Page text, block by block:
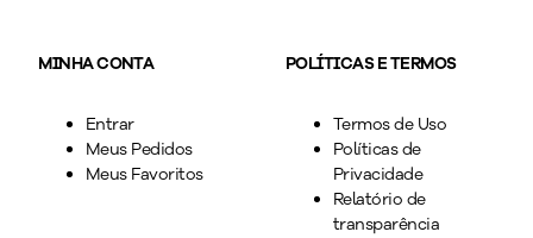
MINHA CONTA
Entrar
Meus Pedidos
Meus Favoritos
POLÍTICAS E TERMOS
Termos de Uso
Políticas de
Privacidade
Relatório de
transparência